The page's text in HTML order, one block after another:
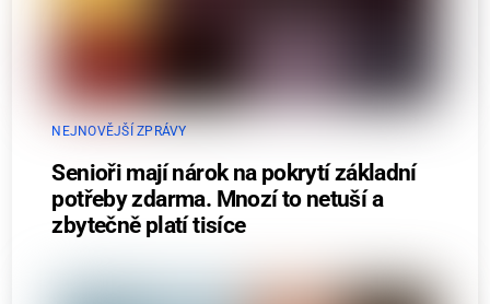
NEJNOVĚJŠÍ ZPRÁVY
Senioři mají nárok na pokrytí základní
potřeby zdarma. Mnozí to netuší a
zbytečně platí tisíce